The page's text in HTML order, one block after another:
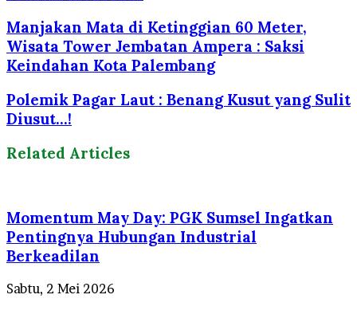
Manjakan Mata di Ketinggian 60 Meter,
Wisata Tower Jembatan Ampera : Saksi
Keindahan Kota Palembang
Polemik Pagar Laut : Benang Kusut yang Sulit
Diusut...!
Related Articles
Momentum May Day: PGK Sumsel Ingatkan
Pentingnya Hubungan Industrial
Berkeadilan
Sabtu, 2 Mei 2026